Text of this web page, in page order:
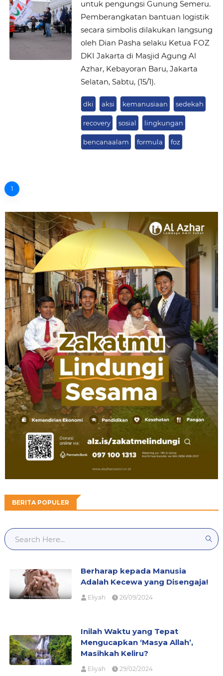
untuk pengungsi Gunung Semeru.
Pemberangkatan bantuan logistik
secara simbolis dilakukan langsung
oleh Dian Pasha selaku Ketua FOZ
DKI Jakarta di Masjid Agung Al
Azhar, Kebayoran Baru, Jakarta
Selatan, Sabtu, (15/1).
dki aksi kemanusiaan sedekah
recovery sosial lingkungan
bencanaalam formula foz
1
BERITA POPULER
Berharap kepada Manusia
Adalah Kecewa yang Disengaja!
Eliyah 26/09/2024
Inilah Waktu yang Tepat
Mengucapkan ‘Masya Allah’,
Masihkah Keliru?
Eliyah 29/02/2024